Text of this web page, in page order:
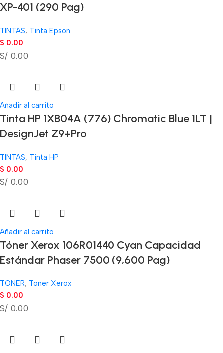
XP-401 (290 Pag)
TINTAS, Tinta Epson
$ 0.00
S/ 0.00
Añadir al carrito
Tinta HP 1XB04A (776) Chromatic Blue 1LT |
DesignJet Z9+Pro
TINTAS, Tinta HP
$ 0.00
S/ 0.00
Añadir al carrito
Tóner Xerox 106R01440 Cyan Capacidad
Estándar Phaser 7500 (9,600 Pag)
TONER, Toner Xerox
$ 0.00
S/ 0.00